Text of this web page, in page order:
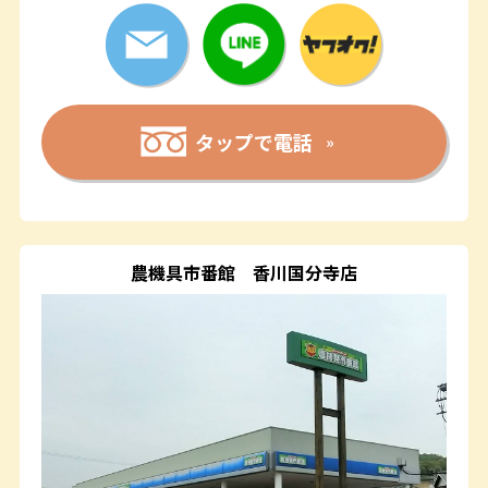
タップで電話
農機具市番館 香川国分寺店